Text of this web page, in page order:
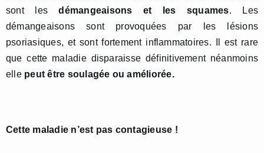
sont lesdémangeaisons et les squames. Les
démangeaisons sont provoquées par les lésions
psoriasiques, et sont fortement inflammatoires. Il est rare
que cette maladie disparaisse définitivement néanmoins
elle peut être soulagée ou améliorée.
Cette maladie n’est pas contagieuse !